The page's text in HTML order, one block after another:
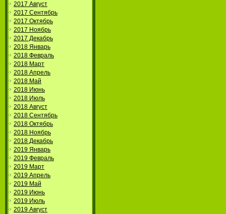
2017 Август
2017 Сентябрь
2017 Октябрь
2017 Ноябрь
2017 Декабрь
2018 Январь
2018 Февраль
2018 Март
2018 Апрель
2018 Май
2018 Июнь
2018 Июль
2018 Август
2018 Сентябрь
2018 Октябрь
2018 Ноябрь
2018 Декабрь
2019 Январь
2019 Февраль
2019 Март
2019 Апрель
2019 Май
2019 Июнь
2019 Июль
2019 Август